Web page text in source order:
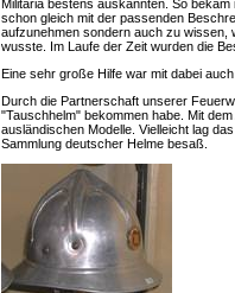
Militaria bestens auskannten. So
schon gleich mit der passenden
aufzunehmen sondern auch zu wissen,
wusste. Im Laufe der Zeit wurden die
Eine sehr große Hilfe war mit dabei
Durch die Partnerschaft unserer
"Tauschhelm" bekommen habe. Mit
ausländischen Modelle. Vielleicht lag
Sammlung deutscher Helme besaß.